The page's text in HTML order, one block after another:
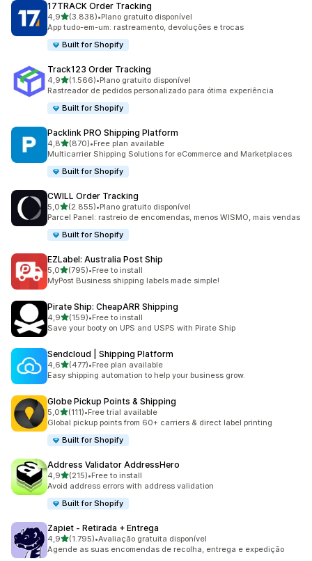
17TRACK Order Tracking
4,9de 5 estrelas
(3.838)
3838 total de avaliações
•Plano gratuito disponível
App tudo-em-um: rastreamento, devoluções e trocas
Built for Shopify
Track123 Order Tracking
4,9de 5 estrelas
(1.566)
1566 total de avaliações
•Plano gratuito disponível
Rastreador de pedidos personalizado para ótima experiência
Built for Shopify
Packlink PRO Shipping Platform
4,8de 5 estrelas
(870)
870 total de avaliações
•Free plan available
Multicarrier Shipping Solutions for eCommerce and Marketplaces
Built for Shopify
CWILL Order Tracking
5,0de 5 estrelas
(2.855)
2855 total de avaliações
•Plano gratuito disponível
Parcel Panel: rastreio de encomendas, menos WISMO, mais vendas
Built for Shopify
EZLabel: Australia Post Ship
5,0de 5 estrelas
(795)
795 total de avaliações
•Free to install
MyPost Business shipping labels made simple!
Pirate Ship: CheapARR Shipping
4,9de 5 estrelas
(159)
159 total de avaliações
•Free to install
Save your booty on UPS and USPS with Pirate Ship
Sendcloud | Shipping Platform
4,6de 5 estrelas
(477)
477 total de avaliações
•Free plan available
Easy shipping automation to help your business grow.
Globe Pickup Points & Shipping
5,0de 5 estrelas
(111)
111 total de avaliações
•Free trial available
Global pickup points from 60+ carriers & direct label printing
Built for Shopify
Address Validator AddressHero
4,9de 5 estrelas
(215)
215 total de avaliações
•Free to install
Avoid address errors with address validation
Built for Shopify
Zapiet ‑ Retirada + Entrega
4,9de 5 estrelas
(1.795)
1795 total de avaliações
•Avaliação gratuita disponível
Agende as suas encomendas de recolha, entrega e expedição